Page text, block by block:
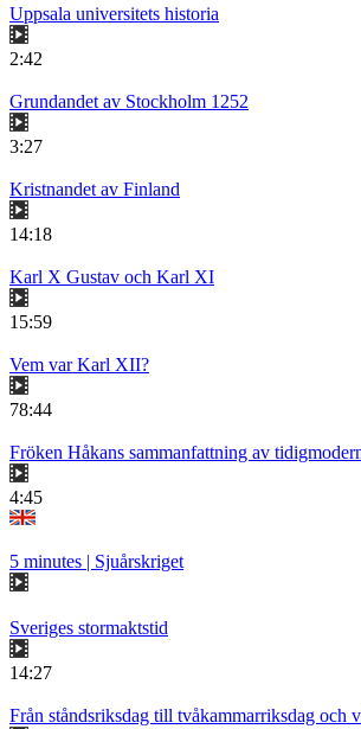
Uppsala universitets historia
2:42
Grundandet av Stockholm 1252
3:27
Kristnandet av Finland
14:18
Karl X Gustav och Karl XI
15:59
Vem var Karl XII?
78:44
Fröken Håkans sammanfattning av
4:45
5 minutes | Sjuårskriget
Sveriges stormaktstid
14:27
Från ståndsriksdag till tvåkammarriksdag och